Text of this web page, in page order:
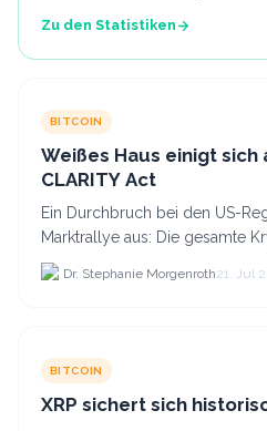
Zu den Statistiken
BITCOIN
Weißes Haus einigt
CLARITY Act
Ein Durchbruch bei den US-
Marktrallye aus: Die gesamte
am 21.
Dr. Stephanie Morgenroth21. Jul
BITCOIN
XRP sichert sich